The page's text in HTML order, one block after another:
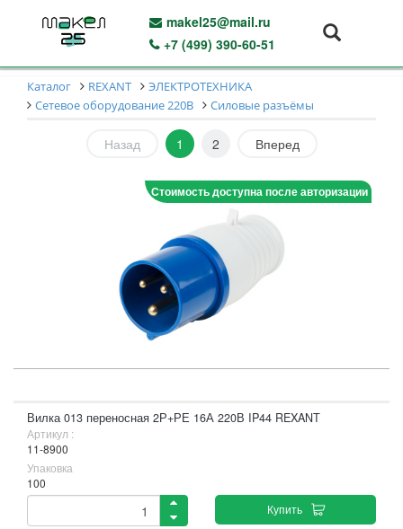
makel25@mail.ru
+7 (499) 390-60-51
Каталог REXANT
ЭЛЕКТРОТЕХНИКА
Сетевое оборудование 220В
Силовые разъёмы
Назад 1 2 Вперед
Стоимость доступна после авторизации
Вилка 013 переносная 2Р+РЕ 16А 220В IP44 REXANT
Артикул :
11-8900
Упаковка
100
Купить